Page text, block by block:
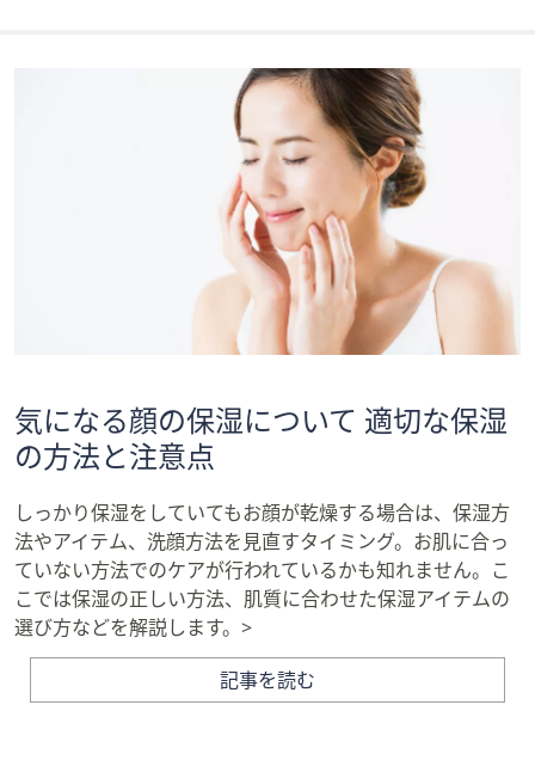
気になる顔の保湿について 適切な保湿
の方法と注意点
しっかり保湿をしていてもお顔が乾燥する場合は、保湿方
法やアイテム、洗顔方法を見直すタイミング。お肌に合っ
ていない方法でのケアが行われているかも知れません。こ
こでは保湿の正しい方法、肌質に合わせた保湿アイテムの
選び方などを解説します。>
記事を読む